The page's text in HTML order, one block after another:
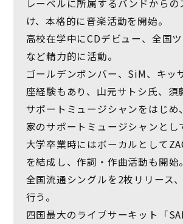
レーベルに所属するバンドからの
け、本格的に音楽活動を開始。
高校在学中にCDデビュー、全国
など精力的に活動。
ゴールデンボンバー、SiM、キッ
座経験もあり、山元サトシ氏、須
サポートミュージシャンをはじめ
家のサポートミュージシャンとし
大学卒業時にはボーカルとして
を結成し、作詞・作曲活動も開始。
全国流通シングルを2枚リリース
行う。
四国最大のライブサーキット「